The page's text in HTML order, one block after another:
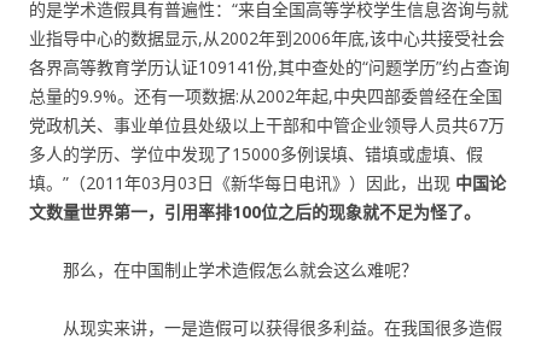
的是学术造假具有普遍性：“来自全国高等学校学生信息咨询与就
业指导中心的数据显示,从2002年到2006年底,该中心共接受社会
各界高等教育学历认证109141份,其中查处的“问题学历”约占查询
总量的9.9%。还有一项数据:从2002年起,中央四部委曾经在全国
党政机关、事业单位县处级以上干部和中管企业领导人员共67万
多人的学历、学位中发现了15000多例误填、错填或虚填、假
填。”（2011年03月03日《新华每日电讯》）因此，出现 中国论
文数量世界第一，引用率排100位之后的现象就不足为怪了。
那么，在中国制止学术造假怎么就会这么难呢？
从现实来讲，一是造假可以获得很多利益。在我国很多造假